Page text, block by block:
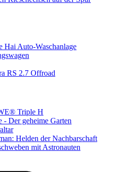
Auto-Waschanlage
RS 2.7 Offroad
Triple H
Der geheime Garten
Helden der Nachbarschaft
mit Astronauten